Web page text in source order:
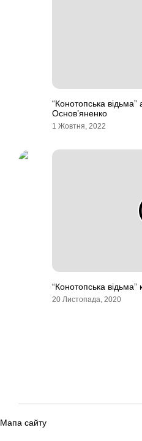
“Конотопська відьма”
Основ’яненко
1 Жовтня, 2022
“Конотопська
20 Листопада, 2020
Мапа сайту